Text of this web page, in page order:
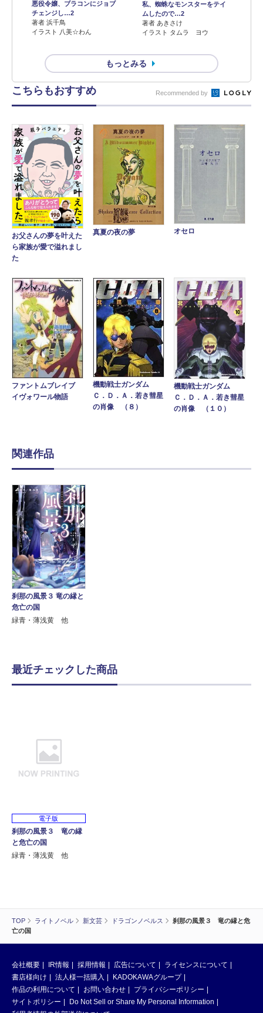
TOP ライトノベル 新文芸 ドラゴンノベルス
刹那の風景３ 竜の縁と危
亡の国
悪役令嬢、ブラコンにジョブ
チェンジし…2
著者 浜千鳥
イラスト 八美☆わん
私、蜘蛛なモンスターをテイ
ムしたので…2
著者 あきさけ
イラスト タムラ ヨウ
もっとみる
こちらもおすすめ Recommended by
お父さんの夢を叶えた
ら家族が愛で溢れまし
た
真夏の夜の夢 オセロ
ファントムブレイブ
イヴォワール物語
機動戦士ガンダム
Ｃ．Ｄ．Ａ．若き彗星
の肖像 （８）
機動戦士ガンダム
Ｃ．Ｄ．Ａ．若き彗星
の肖像 （１０）
関連作品
刹那の風景３ 竜の縁と
危亡の国
緑青・薄浅黄 他
最近チェックした商品
電子版
刹那の風景３ 竜の縁
と危亡の国
緑青・薄浅黄 他
会社概要 IR情報 採用情報 広告について
ライセンスについて
書店様向け
法人様一括購入
KADOKAWAグループ
作品の利用について
お問い合わせ
プライバシーポリシー
サイトポリシー
Do Not Sell or Share My Personal Information